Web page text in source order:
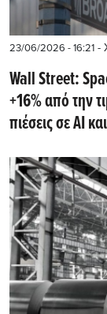
23/06/2026 - 16:21 -
Wall Street:
+16% από την
πιέσεις σε AI